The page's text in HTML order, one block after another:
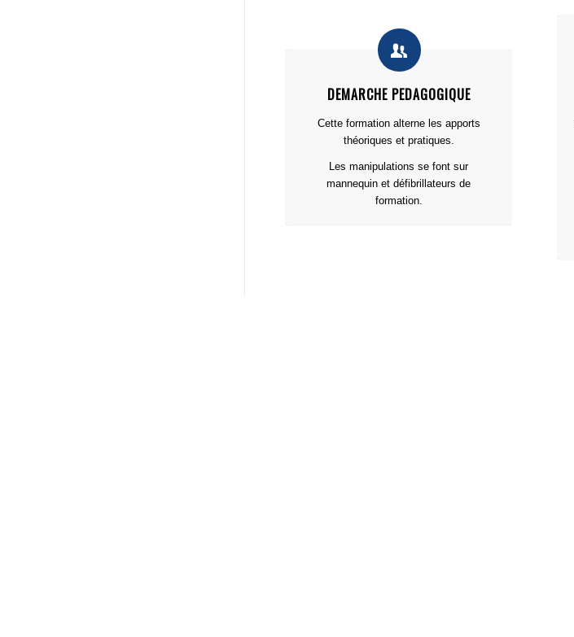
DEMARCHE PEDAGOGIQUE
Cette formation alterne les apports
théoriques et pratiques.
Les manipulations se font sur
mannequin et défibrillateurs de
formation.